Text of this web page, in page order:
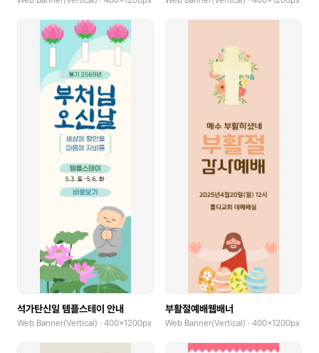
석가탄신일 템플스테이 안내
Web Banner(Vertical) · 400x1200px
부활절예배웹배너
Web Banner(Vertical) · 400x1200px